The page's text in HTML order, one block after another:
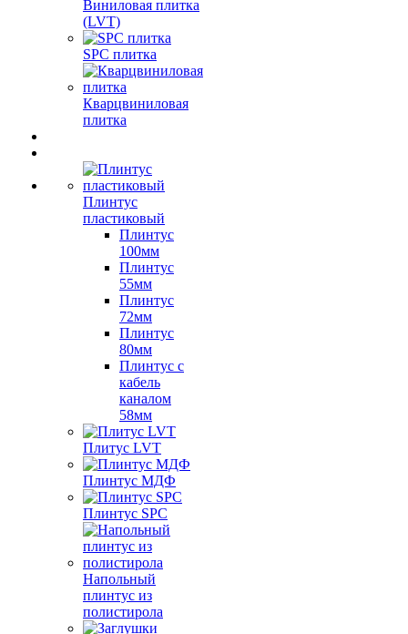
Виниловая плитка
(LVT)
SPC плитка
Кварцвиниловая
плитка
Плинтус
пластиковый
Плинтус
100мм
Плинтус
55мм
Плинтус
72мм
Плинтус
80мм
Плинтус с
кабель
каналом
58мм
Плитус LVT
Плинтус МДФ
Плинтус SPC
Напольный
плинтус из
полистирола